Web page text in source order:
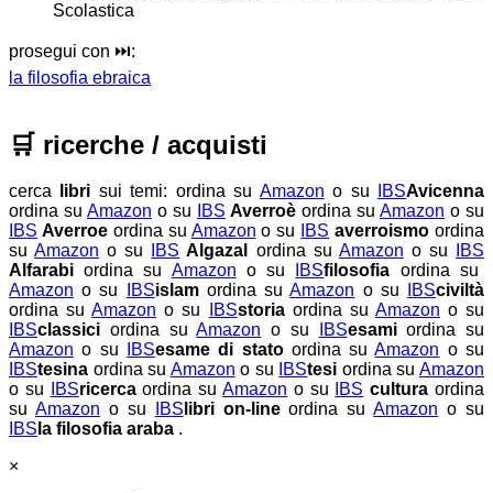
Scolastica
prosegui con ⏭️:
la filosofia ebraica
🛒 ricerche / acquisti
cerca libri sui temi: ordina su Amazon o su IBSAvicenna
ordina su Amazon o su IBS Averroè ordina su Amazon o su
IBS Averroe ordina su Amazon o su IBS averroismo ordina
suAmazon o su IBS Algazal ordina su Amazon o su
IBS
Alfarabi ordina su Amazon o su IBSfilosofia ordina su
Amazon o su IBSislam ordina suAmazon o su IBSciviltà
ordina suAmazon o su IBSstoria ordina su Amazon o su
IBSclassici ordina suAmazon o su IBSesami ordina su
Amazon o su IBSesame di stato ordina suAmazon o su
IBStesina ordina su Amazon o su IBStesi ordina suAmazon
o su
IBSricerca ordina suAmazon o su IBS cultura ordina
su Amazon o su IBS libri on-line ordina suAmazon o su
IBS la filosofia araba .
×